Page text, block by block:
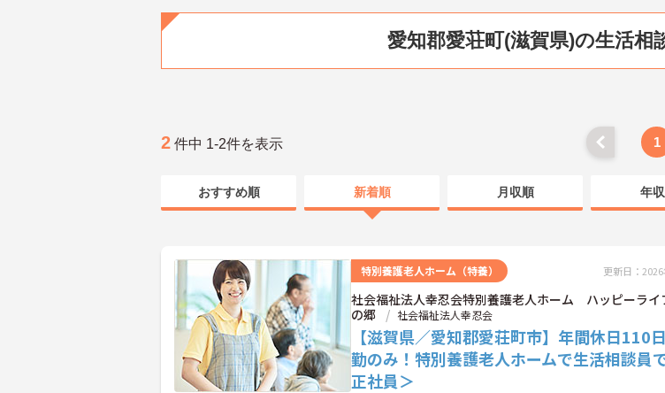
愛知郡愛荘町(滋賀県)の生活相
2 件中 1-2件を表示 1
おすすめ順 新着順 月収順 年
特別養護老人ホーム（特養） 更新日：
社会福祉法人幸忍会特別養護老人ホーム ハッピーラ
の郷
社会福祉法人幸忍会
【滋賀県／愛知郡愛荘町市】年間休日110
勤のみ！特別養護老人ホームで生活相談員
正社員＞